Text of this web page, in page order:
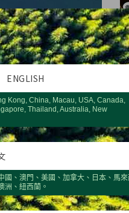
ENGLISH
Kong, China, Macau, USA, Canada,
Thailand, Australia, New
國、澳門、美國、加拿大、日本、馬來
洲、紐西蘭。